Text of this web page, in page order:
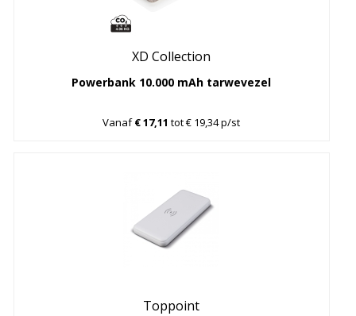
XD Collection
Powerbank 10.000 mAh tarwevezel
Vanaf€ 17,11 tot € 19,34 p/st
Toppoint